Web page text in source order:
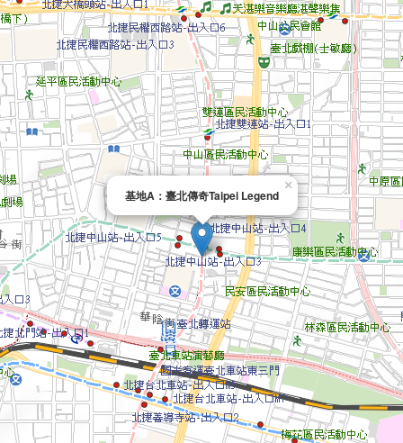
基地A：臺北傳奇Taipei Legend
×